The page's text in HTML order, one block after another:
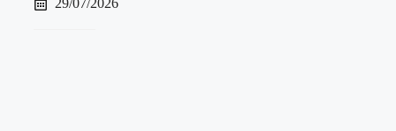
29/07/2026